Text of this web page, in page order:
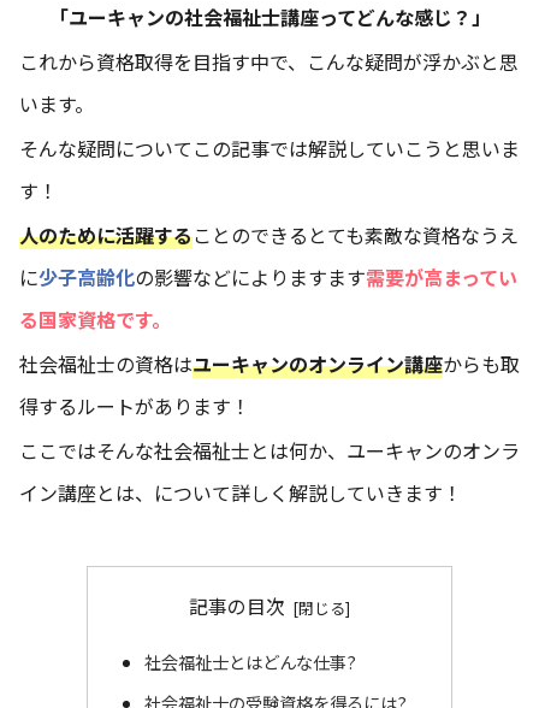
「ユーキャンの社会福祉士講座ってどんな感じ？」
これから資格取得を目指す中で、こんな疑問が浮かぶと思
います。
そんな疑問についてこの記事では解説していこうと思いま
す！
人のために活躍することのできるとても素敵な資格なうえ
に少子高齢化の影響などによりますます需要が高まってい
る国家資格です。
社会福祉士の資格はユーキャンのオンライン講座からも取
得するルートがあります！
ここではそんな社会福祉士とは何か、ユーキャンのオンラ
イン講座とは、について詳しく解説していきます！
記事の目次
社会福祉士とはどんな仕事?